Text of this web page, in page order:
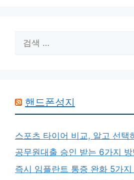
색:
핸드폰성지
스포츠 타이어 비교, 알고 선택
공무원대출 승인 받는 6가지 방
즉시 임플란트 통증 완화 5가지